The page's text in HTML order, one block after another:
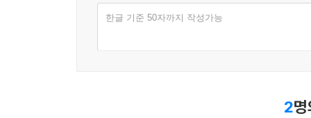
한글 기준 50자까지 작성가능
2